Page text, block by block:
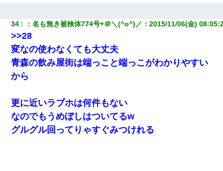
34 ：名も無き被検体774号+＠＼(^o^)／ ：2015/11/06(金)
>>28
変なの使わなくても大丈夫
青森の飲み屋街は端っこと端っこがわかりやすい
から
更に近いラブホは何件もない
なのでもうめぼしはついてるw
グルグル回ってりゃすぐみつけれる